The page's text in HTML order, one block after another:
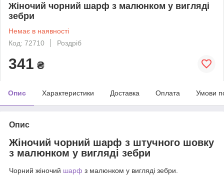
Жіночий чорний шарф з малюнком у вигляді
зебри
Немає в наявності
Код: 72710
Роздріб
341 ₴
Опис Характеристики Доставка Оплата Умови
Опис
Жіночий чорний шарф з штучного шовку
з малюнком у вигляді зебри
Чорний жіночий шарф з малюнком у вигляді зебри.